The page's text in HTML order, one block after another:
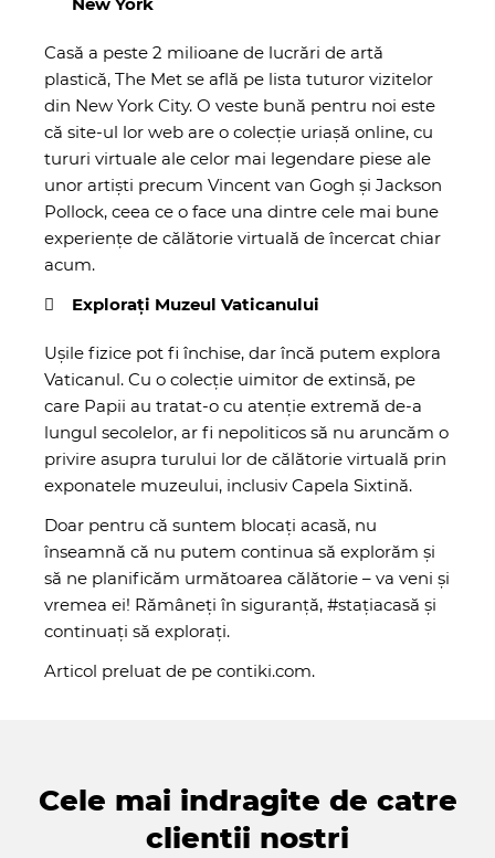
New York
Casă a peste 2 milioane de lucrări de artă
plastică, The Met se află pe lista tuturor vizitelor
din New York City. O veste bună pentru noi este
că site-ul lor web are o colecție uriașă online, cu
tururi virtuale ale celor mai legendare piese ale
unor artiști precum Vincent van Gogh și Jackson
Pollock, ceea ce o face una dintre cele mai bune
experiențe de călătorie virtuală de încercat chiar
acum.
Explorați Muzeul Vaticanului
Ușile fizice pot fi închise, dar încă putem explora
Vaticanul. Cu o colecție uimitor de extinsă, pe
care Papii au tratat-o cu atenție extremă ​​de-a
lungul secolelor, ar fi nepoliticos să nu aruncăm o
privire asupra turului lor de călătorie virtuală prin
exponatele muzeului, inclusiv Capela Sixtină.
Doar pentru că suntem blocați acasă, nu
înseamnă că nu putem continua să explorăm și
să ne planificăm următoarea călătorie – va veni și
vremea ei! Rămâneți în siguranță, #stațiacasă și
continuați să explorați.
Articol preluat de pe contiki.com.
Cele mai indragite de catre
clientii nostri